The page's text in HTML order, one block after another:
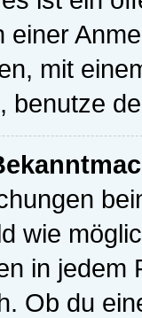
einer
mit
wie
in jedem
Ob du